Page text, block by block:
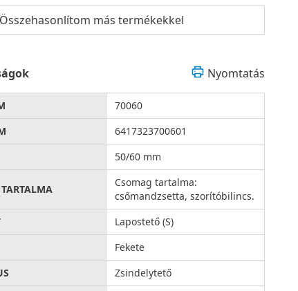
Összehasonlítom más termékekkel
Nyomtatás
70060
6417323700601
50/60 mm
Csomag tartalma:
csőmandzsetta, szorítóbilincs.
Lapostető (S)
Fekete
Zsindelytető